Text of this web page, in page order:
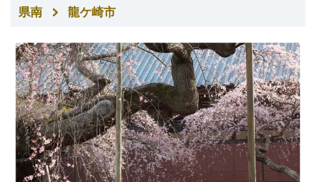
県南 龍ケ崎市